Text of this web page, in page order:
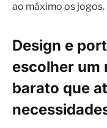
ao máximo os jogos.
Design e
escolher um
barato que